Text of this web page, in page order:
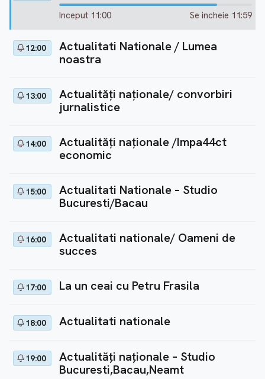
Inceput 11:00 Se incheie 11:59
12:00
Actualitati Nationale / Lumea
noastra
13:00
Actualități naționale/ convorbiri
jurnalistice
14:00
Actualități naționale /Impa44ct
economic
15:00
Actualitati Nationale – Studio
Bucuresti/Bacau
16:00
Actualitati nationale/ Oameni de
succes
17:00 La un ceai cu Petru Frasila
18:00 Actualitati nationale
19:00
Actualități naționale – Studio
Bucuresti,Bacau,Neamt